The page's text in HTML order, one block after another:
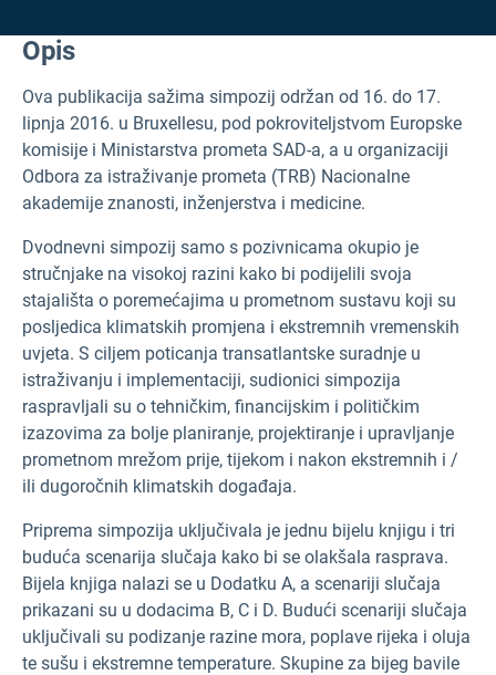
Opis
Ova publikacija sažima simpozij održan od 16. do 17.
lipnja 2016. u Bruxellesu, pod pokroviteljstvom Europske
komisije i Ministarstva prometa SAD-a, a u organizaciji
Odbora za istraživanje prometa (TRB) Nacionalne
akademije znanosti, inženjerstva i medicine.
Dvodnevni simpozij samo s pozivnicama okupio je
stručnjake na visokoj razini kako bi podijelili svoja
stajališta o poremećajima u prometnom sustavu koji su
posljedica klimatskih promjena i ekstremnih vremenskih
uvjeta. S ciljem poticanja transatlantske suradnje u
istraživanju i implementaciji, sudionici simpozija
raspravljali su o tehničkim, financijskim i političkim
izazovima za bolje planiranje, projektiranje i upravljanje
prometnom mrežom prije, tijekom i nakon ekstremnih i /
ili dugoročnih klimatskih događaja.
Priprema simpozija uključivala je jednu bijelu knjigu i tri
buduća scenarija slučaja kako bi se olakšala rasprava.
Bijela knjiga nalazi se u Dodatku A, a scenariji slučaja
prikazani su u dodacima B, C i D. Budući scenariji slučaja
uključivali su podizanje razine mora, poplave rijeka i oluja
te sušu i ekstremne temperature. Skupine za bijeg bavile